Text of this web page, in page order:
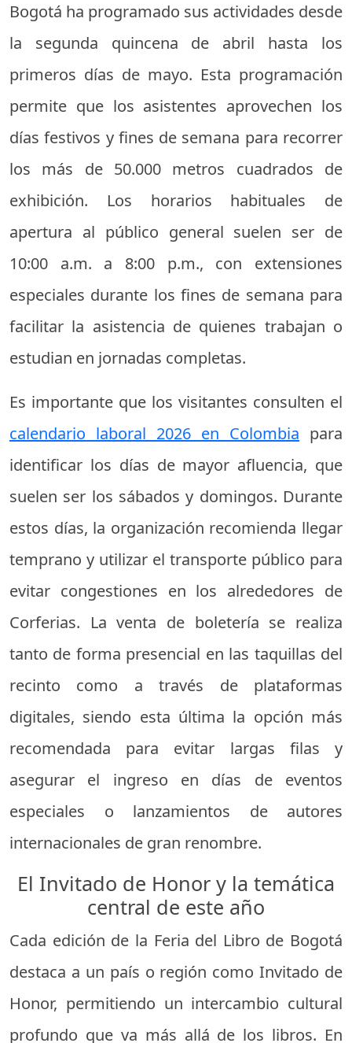
Bogotá ha programado sus actividades desde
la segunda quincena de abril hasta los
primeros días de mayo. Esta programación
permite que los asistentes aprovechen los
días festivos y fines de semana para recorrer
los más de 50.000 metros cuadrados de
exhibición. Los horarios habituales de
apertura al público general suelen ser de
10:00 a.m. a 8:00 p.m., con extensiones
especiales durante los fines de semana para
facilitar la asistencia de quienes trabajan o
estudian en jornadas completas.
Es importante que los visitantes consulten el
calendario laboral 2026 en Colombia para
identificar los días de mayor afluencia, que
suelen ser los sábados y domingos. Durante
estos días, la organización recomienda llegar
temprano y utilizar el transporte público para
evitar congestiones en los alrededores de
Corferias. La venta de boletería se realiza
tanto de forma presencial en las taquillas del
recinto como a través de plataformas
digitales, siendo esta última la opción más
recomendada para evitar largas filas y
asegurar el ingreso en días de eventos
especiales o lanzamientos de autores
internacionales de gran renombre.
El Invitado de Honor y la temática
central de este año
Cada edición de la Feria del Libro de Bogotá
destaca a un país o región como Invitado de
Honor, permitiendo un intercambio cultural
profundo que va más allá de los libros. En